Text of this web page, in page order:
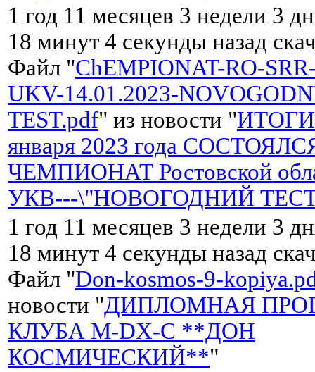
1 год 11 месяцев 3 недели 3
18 минут 4 секунды назад
Файл "ChEMPIONAT-RO-
UKV-14.01.2023-
TEST.pdf" из новости "ИТОГИ
января 2023 года
ЧЕМПИОНАТ Ростовской
УКВ---\"НОВОГОДНИЙ
1 год 11 месяцев 3 недели 3
18 минут 4 секунды назад
Файл "Don-kosmos-9-
новости "ДИПЛОМНАЯ
КЛУБА M-DX-C **ДОН
КОСМИЧЕСКИЙ**"